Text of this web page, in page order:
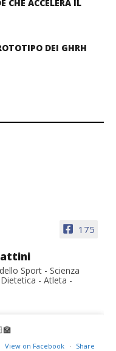
CHE ACCELERA IL
DEI GHRH
175
Sport - Scienza
- Atleta -
View on Facebook · Share